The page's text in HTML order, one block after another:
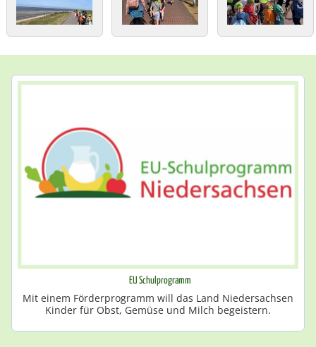
EU Schulprogramm
Mit einem Förderprogramm will das Land Niedersachsen
Kinder für Obst, Gemüse und Milch begeistern.